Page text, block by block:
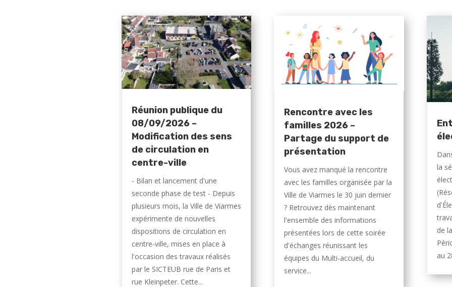
Réunion publique du
08/09/2026 –
Modification des sens
de circulation en
centre-ville
- Bilan et lancement d'une
seconde phase de test - Depuis
plusieurs mois, la Ville de Viarmes
expérimente de nouvelles
dispositions de circulation en
centre-ville, mises en place à
l'occasion des travaux réalisés
par le SICTEUB rue de Paris et
rue Kleinpeter. Cette...
Rencontre avec les
familles 2026 –
Partage du support de
présentation
Vous avez manqué la rencontre
avec les familles organisée par la
Ville de Viarmes le 30 juin dernier
? Retrouvez dès maintenant
l'ensemble des informations
présentées lors de cette soirée
d'échanges réunissant les
équipes du Multi-accueil, du
service...
la
de
au